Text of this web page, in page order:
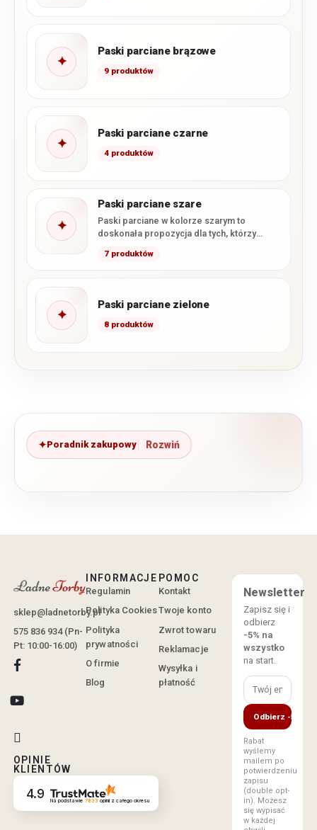
✦
Paski parciane brązowe
9 produktów
✦
Paski parciane czarne
4 produktów
✦
Paski parciane szare
Paski parciane w kolorze szarym to
doskonała propozycja dla tych, którzy
dodatków,…
7 produktów
✦
Paski parciane zielone
8 produktów
Poradnik zakupowy
sklep@ladnetorby.pl
575 836 934 (Pn-
Pt: 10:00-16:00)
OPINIE
KLIENTÓW
4.9 Na podstawie 7833 opinii z całego okresu
INFORMACJE
Regulamin
Polityka Cookies
Polityka
prywatności
O firmie
Blog
POMOC
Kontakt
Twoje konto
Zwrot towaru
Reklamacje
Wysyłka i
płatność
Newsletter
Zapisz się i
odbierz
-5% na
wszystko
na start.
Odbierz -5%
Rabat
wyślemy
mailem po
potwierdzeniu
zapisu
(double opt-
in). Możesz
się wypisać
w każdej